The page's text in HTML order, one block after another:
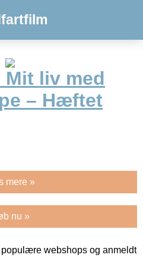
Mit liv med
– Hæftet
mere »
nu »
webshops og anmeldt